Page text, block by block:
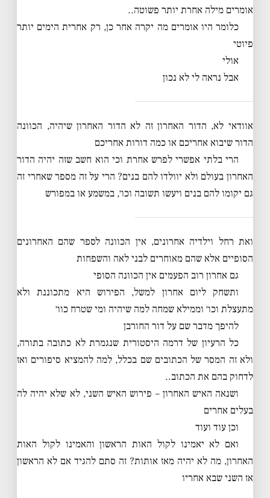
אומרים מילה אחרת יותר פשוטה..
כלומר היו אומרים מה יקרה אחר כן, רק אחרית הימים יותר
פיוטי
אולי
אבל נראה לי לא נכון
אוודאי לא, הדור האחרון זה לא הדור האחרון שיהיה, הכוונה
הדור שיבוא אחריכם או כמה דורות אחריכם
הרי בלתי אפשרי לפרש אחרת וכי הוא חשב שזה יהיה הדור
האחרון בעולם ולא יוולדו להם בנים? הרי על זה מספר שאחרי זה
גם יקומו להם בנים ויעשו תשובה וכו׳, במשמע או במפורש
ואת רחל וילדיה אחרונים, אין הכוונה לספר שהם האחרונים
הסופיים אלא שהם מאוחרים לבני לאה והשפחות
גם אחרון רוב הפעמים אין הכוונה הסופי
ותשחק ליום אחרון למשל, הפירוש היא מתכוננת ולא
מתעצלת וכו׳ וממילא שמחה למה שיהיה ומי שטרח כוו׳
להיפך מדבר שם על דור החורבן
כל הרעיון של דרמה היסטורית שנגמרת לא כתובה בתורה,
ולא זה המסר של הכתובים שם בכלל, למה להמציא סיפורים ואז
לדחוק בהם את הכתוב..
ושנאה האיש האחרון – פירוש האיש השני, לא שלא יהיה לה
בעלים אחרים
וכן עוד ועוד
ואם לא יאמינו לקול האות הראשון והאמינו לקול האות
האחרון, מה לא יהיה מאז אותות? זה סתם להגיד אם לא הראשון
אז השני שבא אחריו